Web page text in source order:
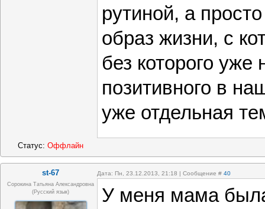
рутиной, а
образ жизни, с
без которого
позитивного в
уже отдельная
Статус: Оффлайн
st-67 Дата: Пн, 23.12.2013, 21:18 | Сообщение # 40
Сорокина Татьяна Александровна
(русский язык)
У меня мама